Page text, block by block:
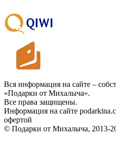
Вся информация на сайте –
«Подарки от Михалыча».
Все права защищены.
Информация на сайте
офертой
© Подарки от Михалыча, 2013-